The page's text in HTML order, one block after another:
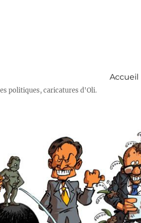
politiques, caricatures d'Oli.
Accueil